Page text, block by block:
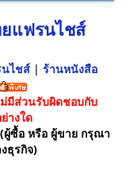
แฟรนไชส์
ไชส์ | ร้านหนังสือ
มีส่วนรับผิดชอบกับ
างใด
ผู้ซื้อ หรือ ผู้ขาย กรุณา
ธุรกิจ)